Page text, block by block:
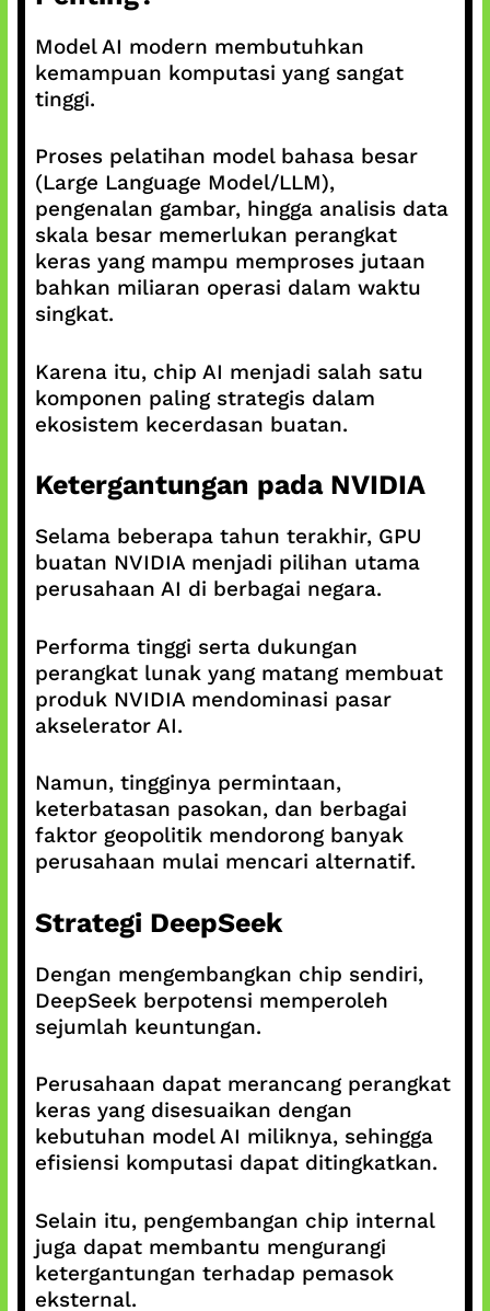
Model AI modern membutuhkan
kemampuan komputasi yang sangat
tinggi.
Proses pelatihan model bahasa besar
(Large Language Model/LLM),
pengenalan gambar, hingga analisis data
skala besar memerlukan perangkat
keras yang mampu memproses jutaan
bahkan miliaran operasi dalam waktu
singkat.
Karena itu, chip AI menjadi salah satu
komponen paling strategis dalam
ekosistem kecerdasan buatan.
Ketergantungan pada NVIDIA
Selama beberapa tahun terakhir, GPU
buatan NVIDIA menjadi pilihan utama
perusahaan AI di berbagai negara.
Performa tinggi serta dukungan
perangkat lunak yang matang membuat
produk NVIDIA mendominasi pasar
akselerator AI.
Namun, tingginya permintaan,
keterbatasan pasokan, dan berbagai
faktor geopolitik mendorong banyak
perusahaan mulai mencari alternatif.
Strategi DeepSeek
Dengan mengembangkan chip sendiri,
DeepSeek berpotensi memperoleh
sejumlah keuntungan.
Perusahaan dapat merancang perangkat
keras yang disesuaikan dengan
kebutuhan model AI miliknya, sehingga
efisiensi komputasi dapat ditingkatkan.
Selain itu, pengembangan chip internal
juga dapat membantu mengurangi
ketergantungan terhadap pemasok
eksternal.